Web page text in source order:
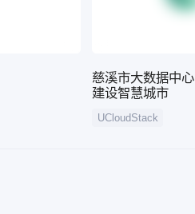
慈溪市大数据中心
建设智慧城市
UCloudStack